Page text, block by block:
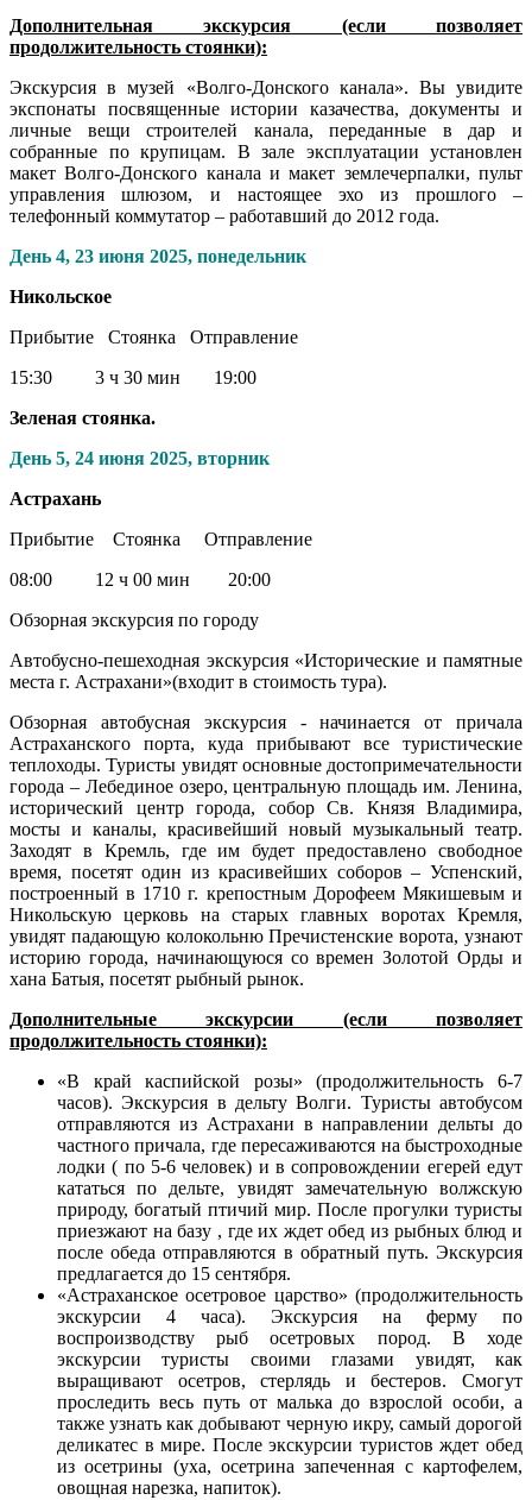
Дополнительная экскурсия (если позволяет
продолжительность стоянки):
Экскурсия в музей «Волго-Донского канала». Вы увидите
экспонаты посвященные истории казачества, документы и
личные вещи строителей канала, переданные в дар и
собранные по крупицам. В зале эксплуатации установлен
макет Волго-Донского канала и макет землечерпалки, пульт
управления шлюзом, и настоящее эхо из прошлого –
телефонный коммутатор – работавший до 2012 года.
День 4, 23 июня 2025, понедельник
Никольское
Прибытие Стоянка Отправление
15:30 3 ч 30 мин 19:00
Зеленая стоянка.
День 5, 24 июня 2025, вторник
Астрахань
Прибытие Стоянка Отправление
08:00 12 ч 00 мин 20:00
Обзорная экскурсия по городу
Автобусно-пешеходная экскурсия «Исторические и памятные
места г. Астрахани»(входит в стоимость тура).
Обзорная автобусная экскурсия - начинается от причала
Астраханского порта, куда прибывают все туристические
теплоходы. Туристы увидят основные достопримечательности
города – Лебединое озеро, центральную площадь им. Ленина,
исторический центр города, собор Св. Князя Владимира,
мосты и каналы, красивейший новый музыкальный театр.
Заходят в Кремль, где им будет предоставлено свободное
время, посетят один из красивейших соборов – Успенский,
построенный в 1710 г. крепостным Дорофеем Мякишевым и
Никольскую церковь на старых главных воротах Кремля,
увидят падающую колокольню Пречистенские ворота, узнают
историю города, начинающуюся со времен Золотой Орды и
хана Батыя, посетят рыбный рынок.
Дополнительные экскурсии (если позволяет
продолжительность стоянки):
«В край каспийской розы» (продолжительность 6-7
часов). Экскурсия в дельту Волги. Туристы автобусом
отправляются из Астрахани в направлении дельты до
частного причала, где пересаживаются на быстроходные
лодки ( по 5-6 человек) и в сопровождении егерей едут
кататься по дельте, увидят замечательную волжскую
природу, богатый птичий мир. После прогулки туристы
приезжают на базу , где их ждет обед из рыбных блюд и
после обеда отправляются в обратный путь. Экскурсия
предлагается до 15 сентября.
«Астраханское осетровое царство» (продолжительность
экскурсии 4 часа). Экскурсия на ферму по
воспроизводству рыб осетровых пород. В ходе
экскурсии туристы своими глазами увидят, как
выращивают осетров, стерлядь и бестеров. Смогут
проследить весь путь от малька до взрослой особи, а
также узнать как добывают черную икру, самый дорогой
деликатес в мире. После экскурсии туристов ждет обед
из осетрины (уха, осетрина запеченная с картофелем,
овощная нарезка, напиток).